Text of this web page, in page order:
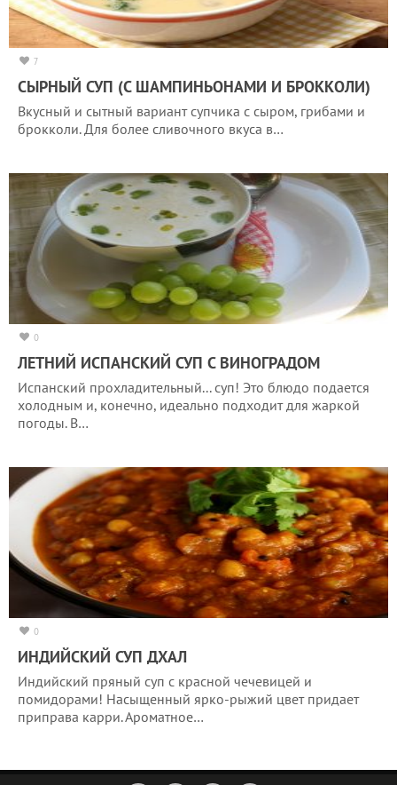
7
СЫРНЫЙ СУП (С ШАМПИНЬОНАМИ И БРОККОЛИ)
Вкусный и сытный вариант супчика с сыром, грибами и
брокколи. Для более сливочного вкуса в…
0
ЛЕТНИЙ ИСПАНСКИЙ СУП С ВИНОГРАДОМ
Испанский прохладительный... суп! Это блюдо подается
холодным и, конечно, идеально подходит для жаркой
погоды. В…
0
ИНДИЙСКИЙ СУП ДХАЛ
Индийский пряный суп с красной чечевицей и
помидорами! Насыщенный ярко-рыжий цвет придает
приправа карри. Ароматное…